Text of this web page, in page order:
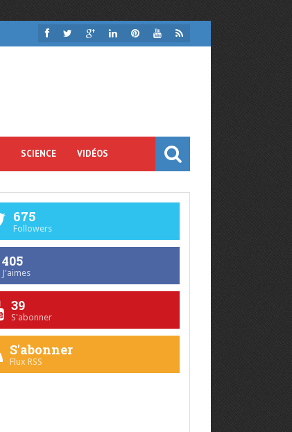
SCIENCE VIDÉOS
675
Followers
405
J'aimes
39
S'abonner
S'abonner
Flux RSS